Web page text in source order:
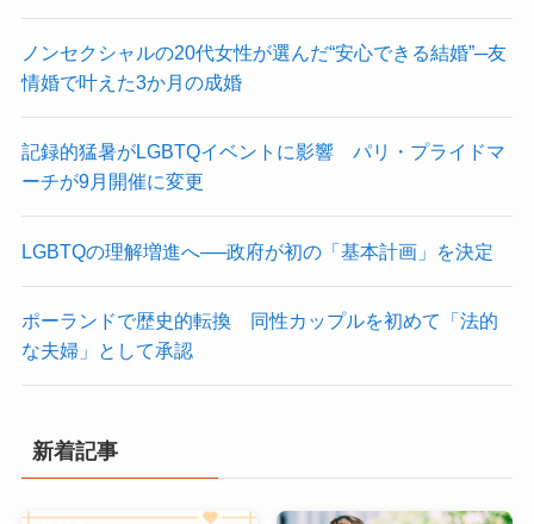
ノンセクシャルの20代女性が選んだ“安心できる結婚”─友
情婚で叶えた3か月の成婚
記録的猛暑がLGBTQイベントに影響 パリ・プライドマ
ーチが9月開催に変更
LGBTQの理解増進へ──政府が初の「基本計画」を決定
ポーランドで歴史的転換 同性カップルを初めて「法的
な夫婦」として承認
新着記事